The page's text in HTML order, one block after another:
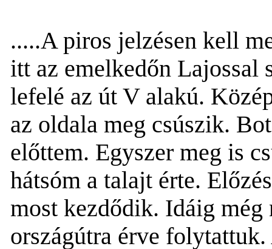
.....A piros jelzésen kell
itt az emelkedőn Lajossal
lefelé az út V alakú.
az oldala meg csúszik.
előttem. Egyszer meg is
hátsóm a talajt érte.
most kezdődik. Idáig még
országútra érve